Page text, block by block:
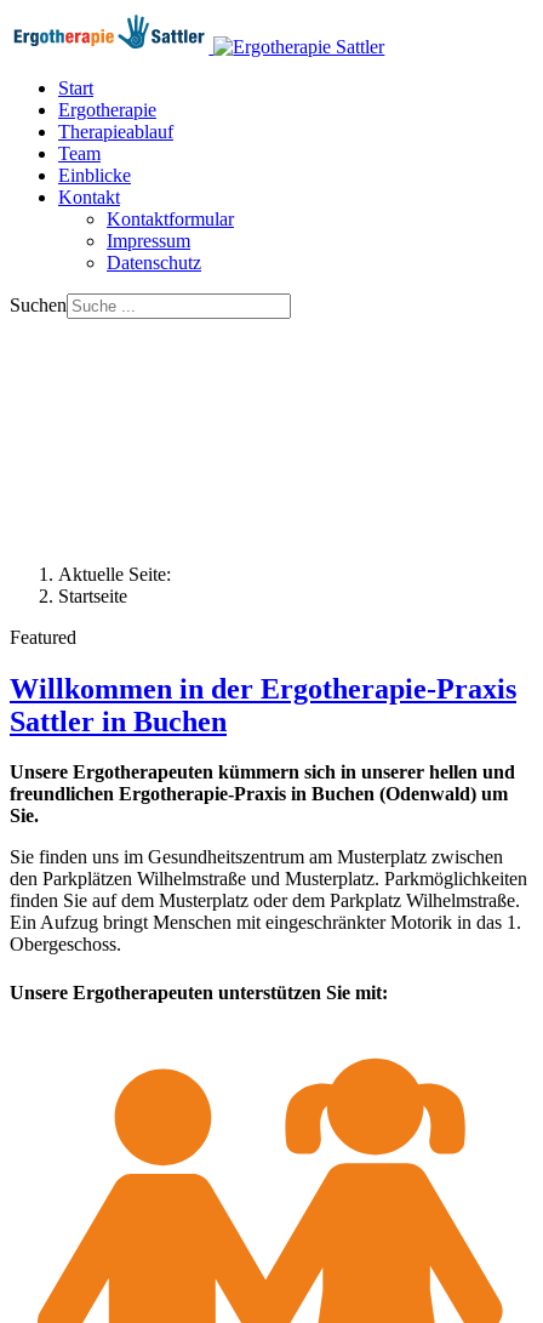
Start
Ergotherapie
Therapieablauf
Team
Einblicke
Kontakt
Kontaktformular
Impressum
Datenschutz
Suchen
Aktuelle Seite:
Startseite
Featured
Willkommen in der Ergotherapie-Praxis
Sattler in Buchen
Unsere Ergotherapeuten kümmern sich in unserer hellen und
freundlichen Ergotherapie-Praxis in Buchen (Odenwald) um
Sie.
Sie finden uns im Gesundheitszentrum am Musterplatz zwischen
den Parkplätzen Wilhelmstraße und Musterplatz. Parkmöglichkeiten
finden Sie auf dem Musterplatz oder dem Parkplatz Wilhelmstraße.
Ein Aufzug bringt Menschen mit eingeschränkter Motorik in das 1.
Obergeschoss.
Unsere Ergotherapeuten unterstützen Sie mit: